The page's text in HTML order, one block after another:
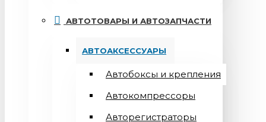
АВТОТОВАРЫ И АВТОЗАПЧАСТИ
АВТОАКСЕССУАРЫ
Автобоксы и крепления
Автокомпрессоры
Авторегистраторы